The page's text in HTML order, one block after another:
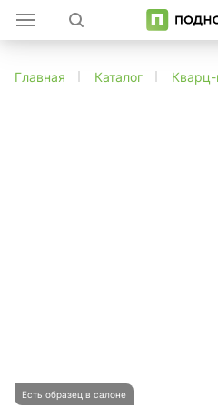
Главная Каталог Кварц-
Есть образец в салоне